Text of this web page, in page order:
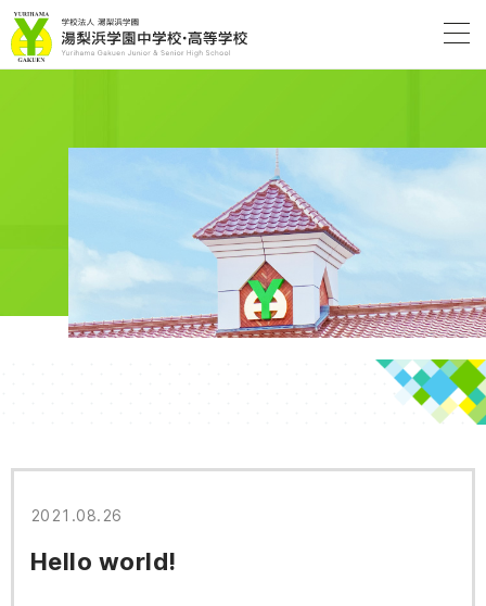
2021.08.26
Hello world!